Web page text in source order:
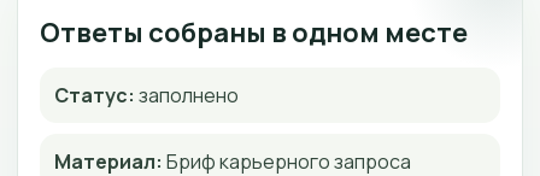
Ответы собраны в одном месте
Статус: заполнено
Материал: Бриф карьерного запроса